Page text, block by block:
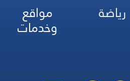
رياضة مواقع
وخدمات